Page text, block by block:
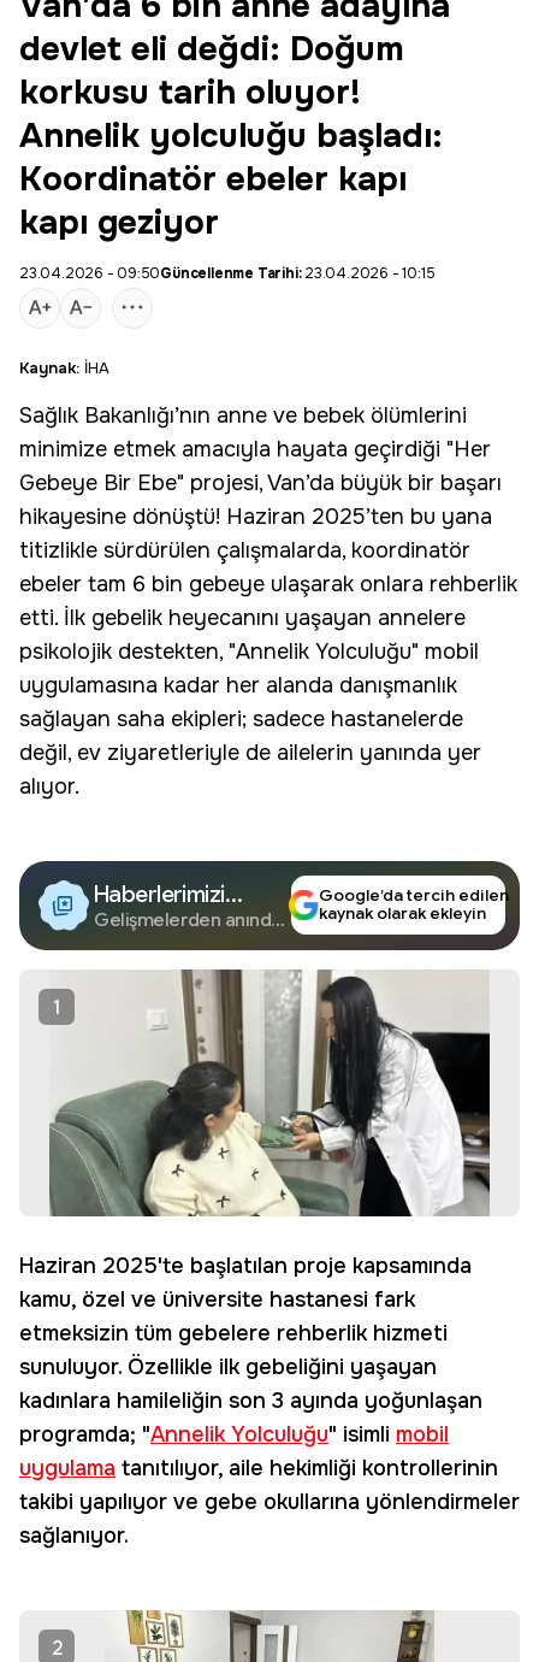
devlet eli değdi: Doğum
korkusu tarih oluyor!
Annelik yolculuğu başladı:
Koordinatör ebeler kapı
kapı geziyor
23.04.2026 - 09:50Güncellenme Tarihi:23.04.2026 - 10:15
Kaynak: İHA
Sağlık Bakanlığı’nın anne ve bebek ölümlerini
minimize etmek amacıyla hayata geçirdiği "Her
Gebeye Bir Ebe" projesi,Van’da büyük bir başarı
hikayesine dönüştü! Haziran 2025’ten bu yana
titizlikle sürdürülen çalışmalarda, koordinatör
ebeler tam 6 bin gebeye ulaşarak onlara rehberlik
etti. İlk gebelik heyecanını yaşayan annelere
psikolojik destekten, "Annelik Yolculuğu" mobil
uygulamasına kadar her alanda danışmanlık
sağlayan saha ekipleri; sadece hastanelerde
değil, ev ziyaretleriyle de ailelerin yanında yer
alıyor.
Haberlerimizi
Google'da Takip
Edin
Gelişmelerden anında
Google’da tercih edilen
kaynak olarak ekleyin
1
Haziran 2025'te başlatılan proje kapsamında
kamu, özel ve üniversite hastanesi fark
etmeksizin tüm gebelere rehberlik hizmeti
sunuluyor. Özellikle ilk gebeliğini yaşayan
kadınlara hamileliğin son 3 ayında yoğunlaşan
programda; "Annelik Yolculuğu" isimli mobil
uygulama tanıtılıyor, aile hekimliği kontrollerinin
takibi yapılıyor ve gebe okullarına yönlendirmeler
sağlanıyor.
2